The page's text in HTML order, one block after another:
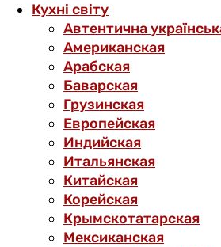
Кухні світу
Автентична
Американская
Арабская
Баварская
Грузинская
Европейская
Индийская
Итальянская
Китайская
Корейская
Крымскотатарская
Мексиканская